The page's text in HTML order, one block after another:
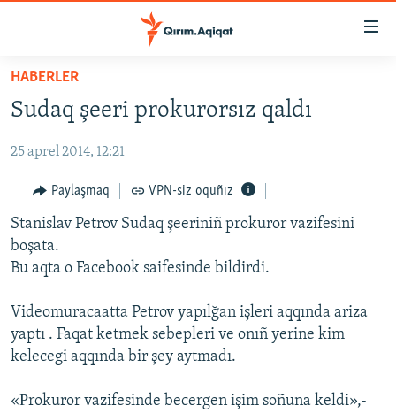
Esas
qaytmaq
navigatsiyağa
qaytmaq
Qıdıruvğa
qaytmaq
HABERLER
SİYASET
İQTİSADİYAT
CEMİYET
MEDENİYET
İNSAN AQLARI
SÜRET
BLOGLAR
HABERLER
Sudaq şeeri prokurorsız qaldı
25 aprel 2014, 12:21
Paylaşmaq VPN-siz oquñız
Stanislav Petrov Sudaq şeeriniñ prokuror vazifesini
boşata.
Bu aqta o Facebook saifesinde bildirdi.
Videomuracaatta Petrov yapılğan işleri aqqında ariza
yaptı . Faqat ketmek sebepleri ve onıñ yerine kim
kelecegi aqqında bir şey aytmadı.
«Рrokuror vazifesinde becergen işim soñuna keldi»,-